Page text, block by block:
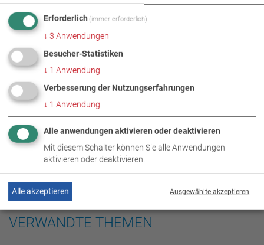
DIESES THEMA AUCH UNTER
VERWANDTE THEMEN
Erforderlich (immer erforderlich)
↓ 3 Anwendungen
Besucher-Statistiken
↓ 1 Anwendung
Verbesserung der Nutzungserfahrungen
↓ 1 Anwendung
Alle anwendungen aktivieren oder deaktivieren
Mit diesem Schalter können Sie alle Anwendungen
aktivieren oder deaktivieren.
Ausgewählte akzeptieren
Alle akzeptieren